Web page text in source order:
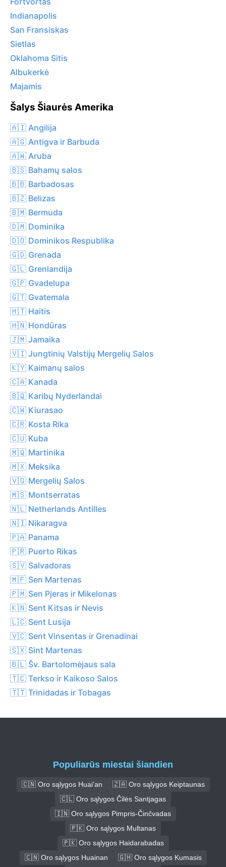
Indianapolis
San Fransiskas
Sietlas
Oklahoma Sitis
Albukerkė
Majamis
Šalys Šiaurės Amerika
🇦🇮 Angilija
🇦🇬 Antigva ir Barbuda
🇦🇼 Aruba
🇧🇸 Bahamų salos
🇧🇧 Barbadosas
🇧🇿 Belizas
🇧🇲 Bermuda
🇩🇲 Dominika
🇩🇴 Dominikos Respublika
🇬🇩 Grenada
🇬🇱 Grenlandija
🇬🇵 Gvadelupa
🇬🇹 Gvatemala
🇭🇹 Haitis
🇭🇳 Hondūras
🇯🇲 Jamaika
🇻🇮 Jungtinių Valstijų Mergelių Salos
🇰🇾 Kaimanų salos
🇨🇦 Kanada
🇧🇶 Karibų Nyderlandai
🇨🇼 Kiurasao
🇨🇷 Kosta Rika
🇨🇺 Kuba
🇲🇶 Martinika
🇲🇽 Meksika
🇻🇬 Mergelių Salos
🇲🇸 Montserratas
🇳🇱 Netherlands Antilles
🇳🇮 Nikaragva
🇵🇦 Panama
🇵🇷 Puerto Rikas
🇸🇻 Salvadoras
🇲🇫 Sen Martenas
🇵🇲 Sen Pjeras ir Mikelonas
🇰🇳 Sent Kitsas ir Nevis
🇱🇨 Sent Lusija
🇻🇨 Sent Vinsentas ir Grenadinai
🇸🇽 Sint Martenas
🇧🇱 Šv. Bartolomėjaus sala
🇹🇨 Terkso ir Kaikoso Salos
🇹🇹 Trinidadas ir Tobagas
Populiarūs miestai šiandien
🇨🇳 Oro sąlygos Huai'an
🇿🇦 Oro sąlygos Keiptaunas
🇨🇱 Oro sąlygos Čilės Santjagas
🇮🇳 Oro sąlygos Pimpris-Činčvadas
🇵🇰 Oro sąlygos Multanas
🇵🇰 Oro sąlygos Haidarabadas
🇨🇳 Oro sąlygos Huainan
🇬🇭 Oro sąlygos Kumasis